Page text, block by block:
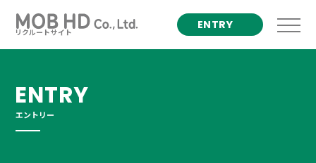
リクルートサイト
ENTRY
応募する
KNOW THE MOB
MOBを知る
ENTRY
エントリー